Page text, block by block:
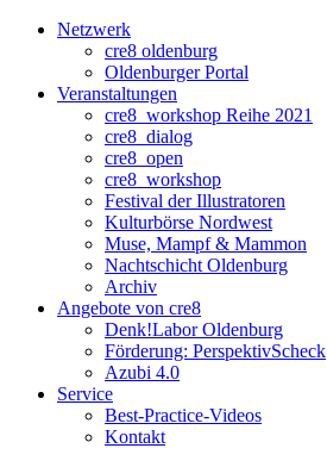
Netzwerk
cre8 oldenburg
Oldenburger Portal
Veranstaltungen
cre8_workshop Reihe 2021
cre8_dialog
cre8_open
cre8_workshop
Festival der Illustratoren
Kulturbörse Nordwest
Muse, Mampf & Mammon
Nachtschicht Oldenburg
Archiv
Angebote von cre8
Denk!Labor Oldenburg
Förderung: PerspektivScheck
Azubi 4.0
Service
Best-Practice-Videos
Kontakt